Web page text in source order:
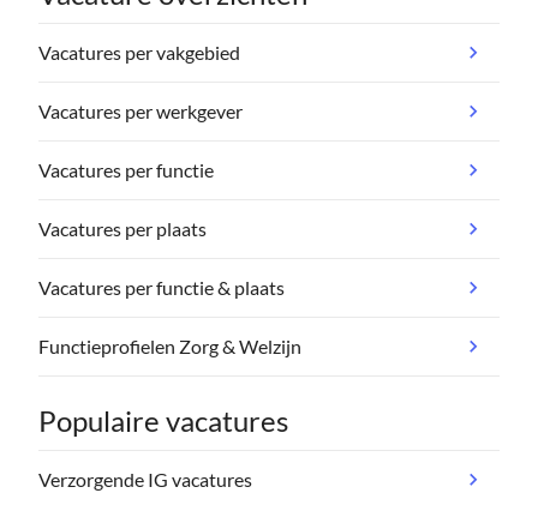
Vacatures per vakgebied
Vacatures per werkgever
Vacatures per functie
Vacatures per plaats
Vacatures per functie & plaats
Functieprofielen Zorg & Welzijn
Populaire vacatures
Verzorgende IG vacatures